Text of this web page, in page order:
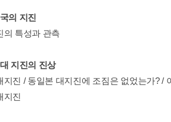
의 지진
의 특성과 관측
지진의 진상
지진 / 동일본 대지진에 조짐은 없었는가? /
지진